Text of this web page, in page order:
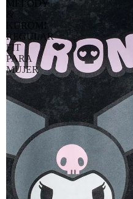
MELODY
&
KUROMI
REGULAR
FIT
PARA
MUJER